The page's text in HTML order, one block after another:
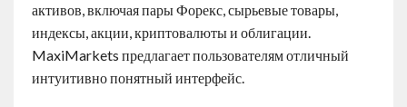
активов, включая пары Форекс, сырьевые товары,
индексы, акции, криптовалюты и облигации.
MaxiMarkets предлагает пользователям отличный
интуитивно понятный интерфейс.